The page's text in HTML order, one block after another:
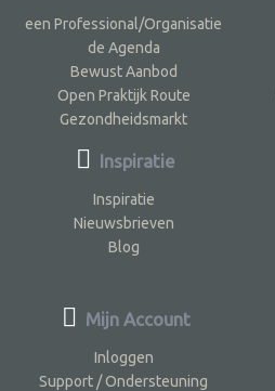
een Professional/Organisatie
de Agenda
Bewust Aanbod
Open Praktijk Route
Gezondheidsmarkt
Inspiratie
Inspiratie
Nieuwsbrieven
Blog
Mijn Account
Inloggen
Support / Ondersteuning